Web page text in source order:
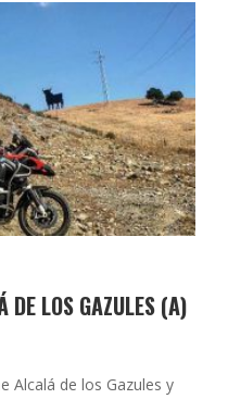
DE LOS GAZULES (A)
Alcalá de los Gazules y